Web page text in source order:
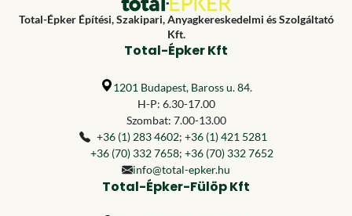
Total-Épker Építési, Szakipari, Anyagkereskedelmi és Szolgáltató
Kft.
Total-Épker Kft
1201 Budapest, Baross u. 84.
H-P: 6.30-17.00
Szombat: 7.00-13.00
+36 (1) 283 4602; +36 (1) 421 5281
+36 (70) 332 7658; +36 (70) 332 7652
info@total-epker.hu
Total-Épker-Fülöp Kft